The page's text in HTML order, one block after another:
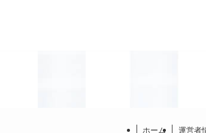
ホーム 運営者